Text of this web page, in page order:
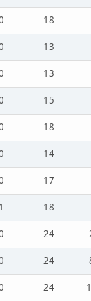
18
13
13
15
18
14
17
1
18
24
24
24